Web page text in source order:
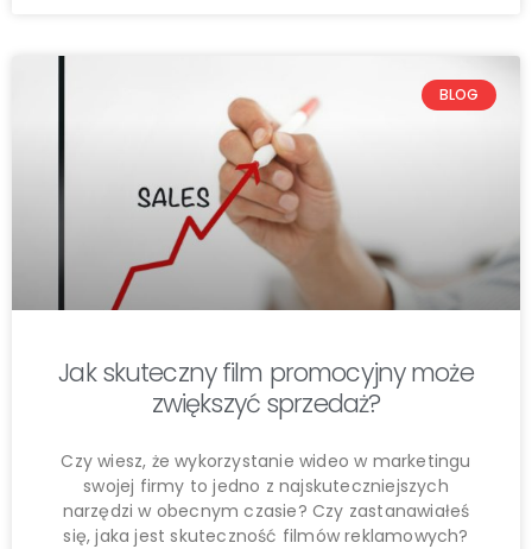
BLOG
Jak skuteczny film promocyjny może
zwiększyć sprzedaż?
Czy wiesz, że wykorzystanie wideo w marketingu
swojej firmy to jedno z najskuteczniejszych
narzędzi w obecnym czasie? Czy zastanawiałeś
się, jaka jest skuteczność filmów reklamowych?